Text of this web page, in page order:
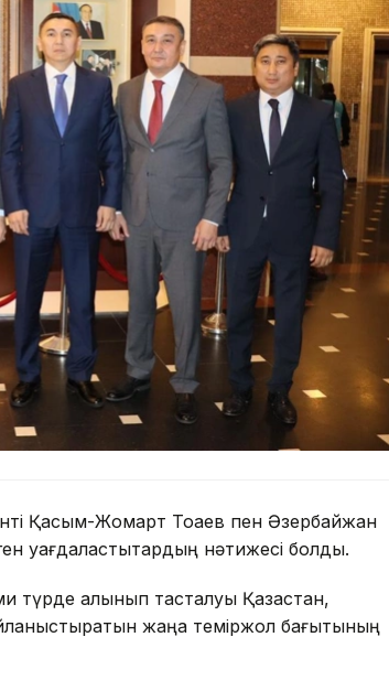
Қасым-Жомарт Тоқаев пен Әзербайжан
уағдаластықтардың нәтижесі болды.
түрде алынып тасталуы Қазақстан,
жаңа теміржол бағытының